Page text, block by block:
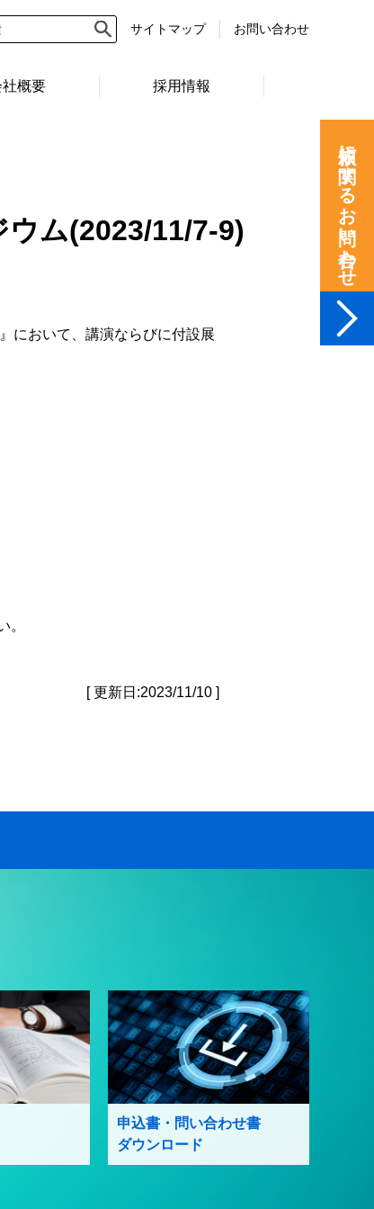
サイトマップ お問い合わせ
社概要 採用情報
ウム(2023/11/7-9)
において、講演ならびに付設展
。
[ 更新日:2023/11/10 ]
申込書・問い合わせ書
ダウンロード
依頼に関するお問い合わせ